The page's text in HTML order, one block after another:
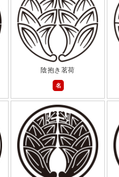
陰抱き茗荷
名